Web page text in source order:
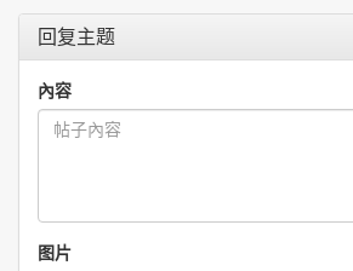
回复主题
內容
图片